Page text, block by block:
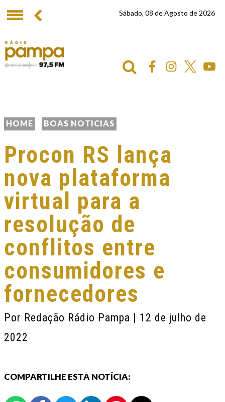
Sábado, 08 de Agosto de 2026
HOME BOAS NOTICIAS
Procon RS lança
nova plataforma
virtual para a
resolução de
conflitos entre
consumidores e
fornecedores
Por Redação Rádio Pampa | 12 de julho de
2022
COMPARTILHE ESTA NOTÍCIA: